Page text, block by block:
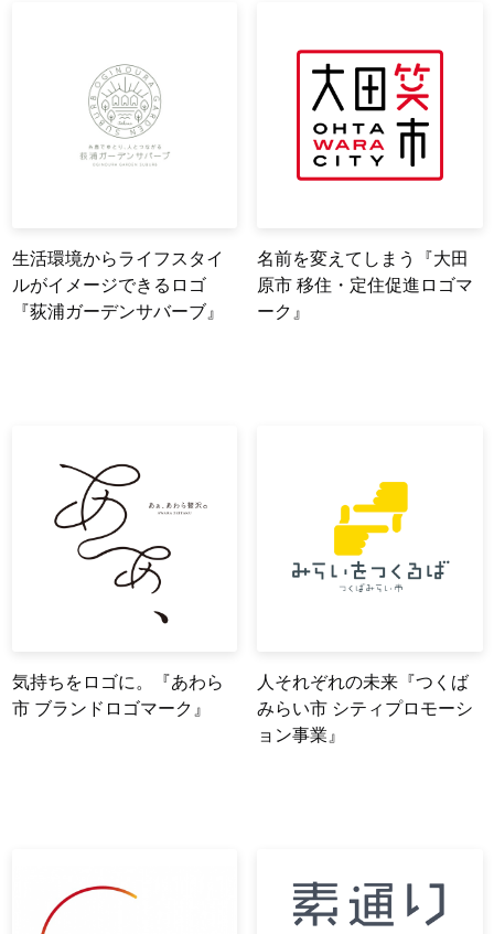
生活環境からライフスタイ
ルがイメージできるロゴ
『荻浦ガーデンサバーブ』
名前を変えてしまう『大田
原市 移住・定住促進ロゴマ
ーク』
気持ちをロゴに。『あわら
市 ブランドロゴマーク』
人それぞれの未来『つくば
みらい市 シティプロモーシ
ョン事業』